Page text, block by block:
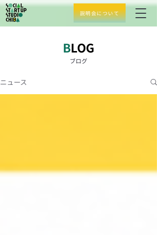
説明会について
​BLOG
​ブログ
ニュース